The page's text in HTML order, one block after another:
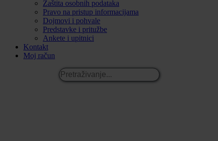
Zaštita osobnih podataka
Pravo na pristup informacijama
Dojmovi i pohvale
Predstavke i pritužbe
Ankete i upitnici
Kontakt
Moj račun
Pretraživanje...